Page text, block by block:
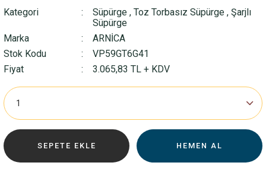
Kategori Süpürge , Toz Torbasız Süpürge , Şarjlı
Süpürge
Marka
ARNİCA
Stok Kodu
VP59GT6G41
Fiyat
3.065,83 TL + KDV
SEPETE EKLE HEMEN AL